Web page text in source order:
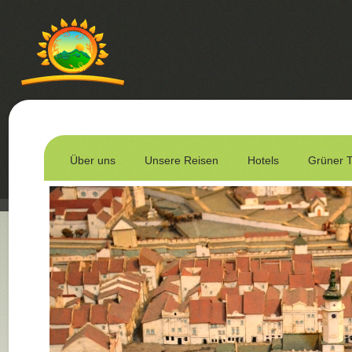
Über uns Unsere Reisen Hotels Grüner